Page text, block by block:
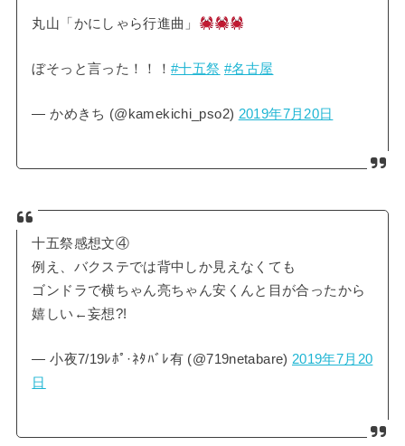
丸山「かにしゃら行進曲」
ぼそっと言った！！！#十五祭 #名古屋
— かめきち (@kamekichi_pso2) 2019年7月20日
十五祭感想文④
例え、バクステでは背中しか見えなくても
ゴンドラで横ちゃん亮ちゃん安くんと目が合ったから
嬉しい←妄想?!
— 小夜7/19ﾚﾎﾟ·ﾈﾀﾊﾞﾚ有 (@719netabare) 2019年7月20
日